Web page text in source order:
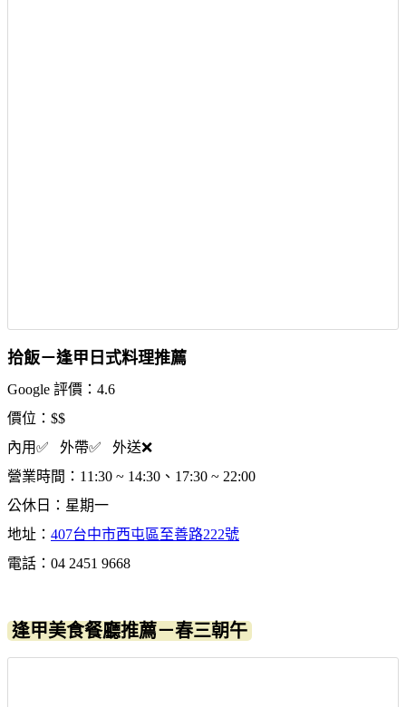
拾飯－逢甲日式料理推薦
Google 評價：4.6
價位：$$
內用✅ 外帶✅ 外送❌
營業時間：11:30 ~ 14:30、17:30 ~ 22:00
公休日：星期一
地址： 407台中市西屯區至善路222號
電話：04 2451 9668
逢甲美食餐廳推薦－春三朝午